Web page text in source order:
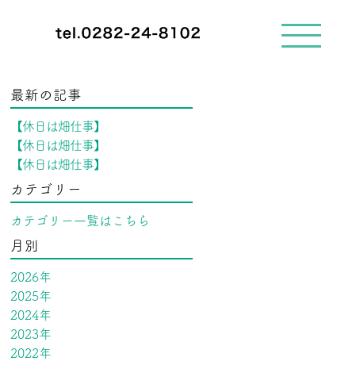
メ
ニ
ュ
最新の記事
【休日は畑仕事】
【休日は畑仕事】
【休日は畑仕事】
カテゴリー
カテゴリー一覧はこちら
月別
2026年
2025年
2024年
2023年
2022年